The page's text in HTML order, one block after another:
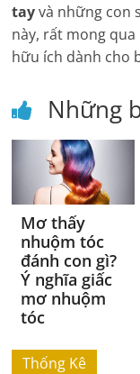
tayvà những con
này, rất mong
hữu ích dành cho
Những
Mơ thấy
nhuộm tóc
đánh con gì?
Ý nghĩa giấc
mơ nhuộm
tóc
Thống Kê